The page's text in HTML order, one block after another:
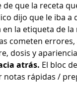
de que la receta
dijo que le iba
la etiqueta de
cometen
dosis y
atrás. El bloc
rápidas /